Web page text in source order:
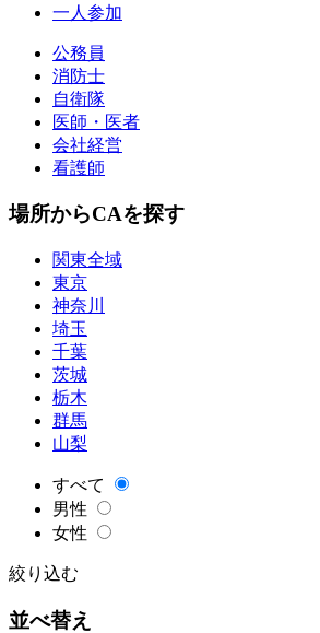
一人参加
公務員
消防士
自衛隊
医師・医者
会社経営
看護師
場所からCAを探す
関東全域
東京
神奈川
埼玉
千葉
茨城
栃木
群馬
山梨
すべて
男性
女性
絞り込む
並べ替え